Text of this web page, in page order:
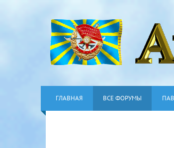
ГЛАВНАЯ ВСЕ ФОРУМЫ